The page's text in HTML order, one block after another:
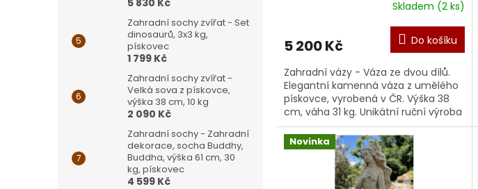
5 830 Kč
Zahradní sochy zvířat - Set
dinosaurů, 3x3 kg,
pískovec
1 799 Kč
Zahradní sochy zvířat -
Velká sova z pískovce,
výška 38 cm, 10 kg
2 090 Kč
Zahradní sochy - Zahradní
dekorace, socha Buddhy,
Buddha, výška 61 cm, 30
kg, pískovec
4 599 Kč
Skladem (2 ks)
5 200 Kč Do košíku
Zahradní vázy - Váza ze dvou dílů.
Elegantní kamenná váza z umělého
pískovce, vyrobená v ČR. Výška 38
cm, váha 31 kg. Unikátní ruční výroba
s detailní kresbou a krás...
Novinka